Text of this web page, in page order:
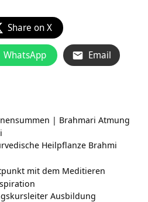
Share on X
WhatsApp Email
| Brahmari Atmung
Heilpflanze Brahmi
mit dem Meditieren
Ausbildung